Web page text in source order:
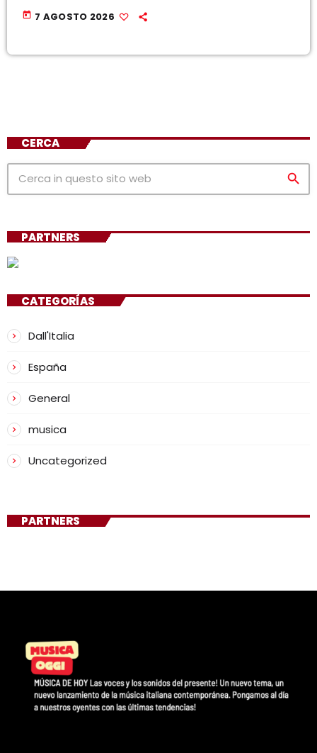
today 7 AGOSTO 2026
CERCA
search
PARTNERS
CATEGORÍAS
Dall'Italia
España
General
musica
Uncategorized
PARTNERS